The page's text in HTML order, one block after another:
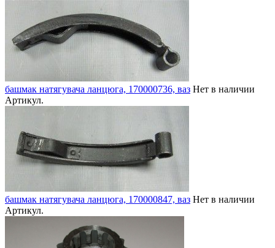
башмак натягувача ланцюга, 170000736, ваз Нет в наличии
Артикул.
башмак натягувача ланцюга, 170000847, ваз Нет в наличии
Артикул.